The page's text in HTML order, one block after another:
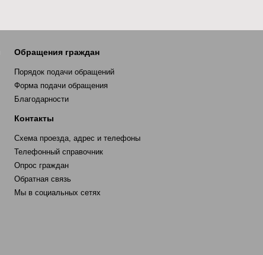
Обращения граждан
Порядок подачи обращений
Форма подачи обращения
Благодарности
Контакты
Схема проезда, адрес и телефоны
Телефонный справочник
Опрос граждан
Обратная связь
Мы в социальных сетях